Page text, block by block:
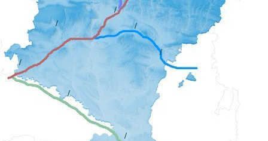
/
/
/
/
/
/
/